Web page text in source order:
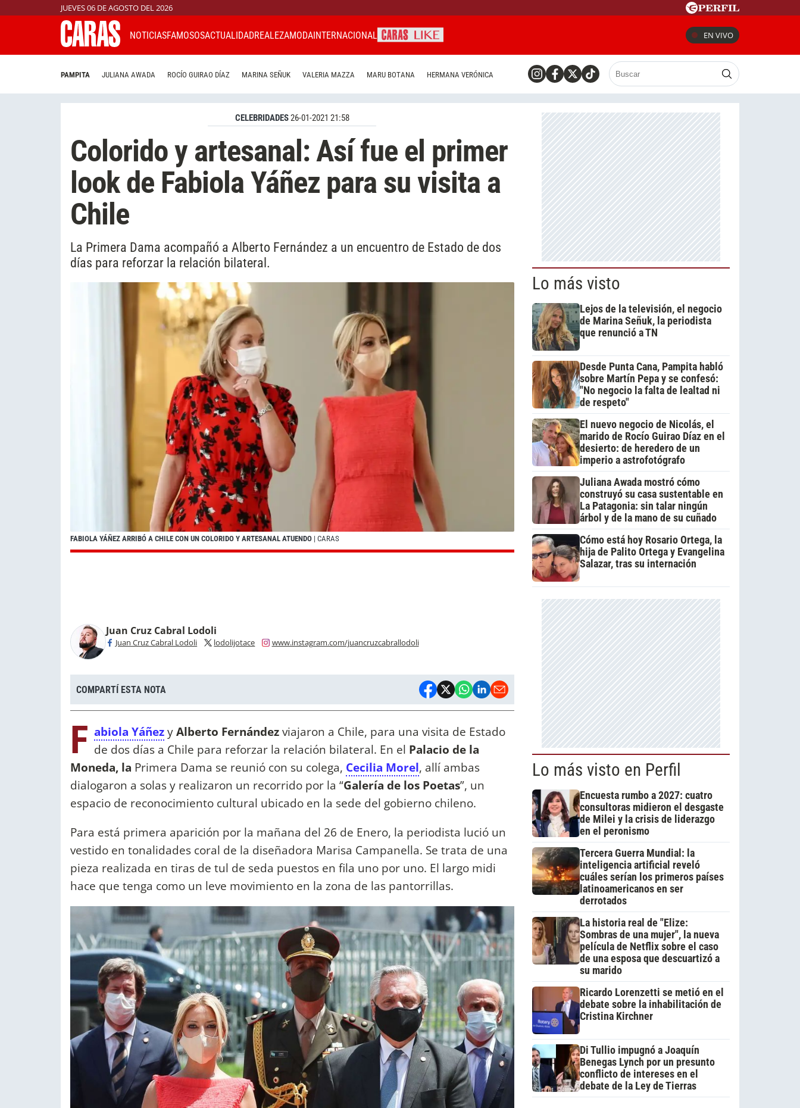
JUEVES 06 DE AGOSTO DEL 2026
NOTICIASFAMOSOSACTUALIDADREALEZAMODAINTERNACIONAL EN VIVO
PAMPITA JULIANA AWADA ROCÍO GUIRAO DÍAZ MARINA SEÑUK VALERIA MAZZA MARU BOTANA HERMANA VERÓNICA
CELEBRIDADES26-01-2021 21:58
Colorido y artesanal: Así fue el primer
look de Fabiola Yáñez para su visita a
Chile
La Primera Dama acompañó a Alberto Fernández a un encuentro de Estado de dos
días para reforzar la relación bilateral.
FABIOLA YÁÑEZ ARRIBÓ A CHILE CON UN COLORIDO Y ARTESANAL ATUENDO | CARAS
Juan Cruz Cabral Lodoli
Juan Cruz Cabral Lodoli lodolijotace www.instagram.com/juancruzcabrallodoli
COMPARTÍ ESTA NOTA
F abiola YáñezyAlberto Fernándezviajaron a Chile, para una visita de Estado
de dos días a Chile para reforzar la relación bilateral. En el Palacio de la
Moneda, la Primera Dama se reunió con su colega, Cecilia Morel, allí ambas
dialogaron a solas y realizaron un recorrido por la “Galería de los Poetas”, un
espacio de reconocimiento cultural ubicado en la sede del gobierno chileno.
Para está primera aparición por la mañana del 26 de Enero, la periodista lució un
vestido en tonalidades coral de la diseñadora Marisa Campanella. Se trata de una
pieza realizada en tiras de tul de seda puestos en fila uno por uno. El largo midi
hace que tenga como un leve movimiento en la zona de las pantorrillas.
Lo más visto
Lejos de la televisión, el negocio
de Marina Señuk, la periodista
que renunció a TN
Desde Punta Cana, Pampita habló
sobre Martín Pepa y se confesó:
"No negocio la falta de lealtad ni
de respeto"
El nuevo negocio de Nicolás, el
marido de Rocío Guirao Díaz en el
desierto: de heredero de un
imperio a astrofotógrafo
Juliana Awada mostró cómo
construyó su casa sustentable en
La Patagonia: sin talar ningún
árbol y de la mano de su cuñado
Cómo está hoy Rosario Ortega, la
hija de Palito Ortega y Evangelina
Salazar, tras su internación
Lo más visto en Perfil
Encuesta rumbo a 2027: cuatro
consultoras midieron el desgaste
de Milei y la crisis de liderazgo
en el peronismo
Tercera Guerra Mundial: la
inteligencia artificial reveló
cuáles serían los primeros países
latinoamericanos en ser
derrotados
La historia real de "Elize:
Sombras de una mujer", la nueva
película de Netflix sobre el caso
de una esposa que descuartizó a
su marido
Ricardo Lorenzetti se metió en el
debate sobre la inhabilitación de
Cristina Kirchner
Di Tullio impugnó a Joaquín
Benegas Lynch por un presunto
conflicto de intereses en el
debate de la Ley de Tierras